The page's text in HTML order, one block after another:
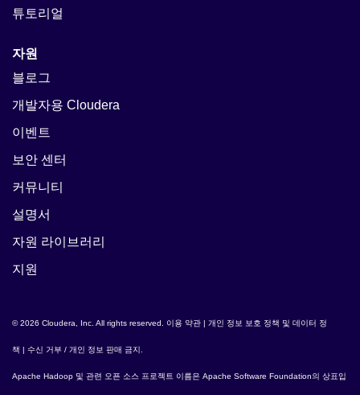
튜토리얼
자원
블로그
개발자용 Cloudera
이벤트
보안 센터
커뮤니티
설명서
자원 라이브러리
지원
© 2026 Cloudera, Inc. All rights reserved. 이용 약관 | 개인 정보 보호 정책 및 데이터 정
책 | 수신 거부 / 개인 정보 판매 금지
Apache Hadoop 및 관련 오픈 소스 프로젝트 이름은 Apache Software Foundation의 상표입